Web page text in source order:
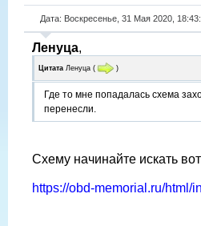
Дата: Воскресенье, 31 Мая 2020,
Ленуца,
Цитата Ленуца ( )
Где то мне попадалась схема
перенесли.
Схему начинайте искать
https://obd-memorial.ru/html/